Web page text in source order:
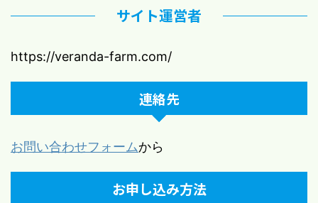
サイト運営者
https://veranda-farm.com/
連絡先
お問い合わせフォームから
お申し込み方法